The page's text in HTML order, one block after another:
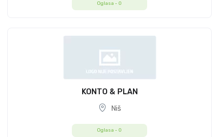
Oglasa - 0
KONTO & PLAN
Niš
Oglasa - 0